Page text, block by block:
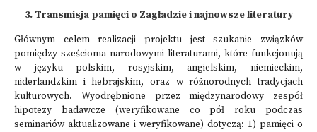
3. Transmisja pamięci o Zagładzie i najnowsze literatury
Głównym celem realizacji projektu jest szukanie związków
pomiędzy sześcioma narodowymi literaturami, które funkcjonują
w języku polskim, rosyjskim, angielskim, niemieckim,
niderlandzkim i hebrajskim, oraz w różnorodnych tradycjach
kulturowych. Wyodrębnione przez międzynarodowy zespół
hipotezy badawcze (weryfikowane co pół roku podczas
seminariów aktualizowane i weryfikowane) dotyczą: 1) pamięci o